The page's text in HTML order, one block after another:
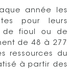
année les
pour leurs
de fioul ou de
de 48 à 277
ressources du
à partir des